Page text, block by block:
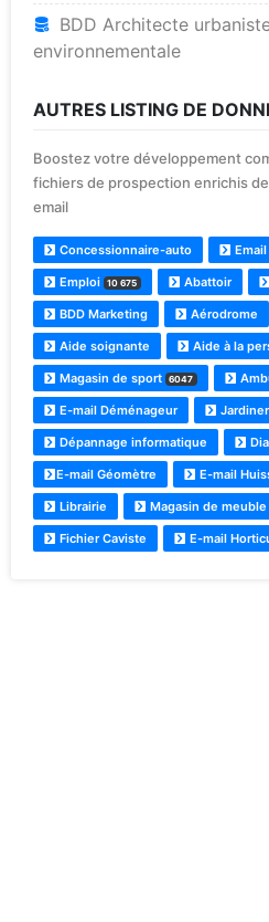
BDD Architecte
environnementale
AUTRES LISTING DE
Boostez votre développement
fichiers de prospection enrichis
email
Concessionnaire-auto
Emploi 10 675 Abattoir
BDD Marketing Aérodrome
Aide soignante Aide à la
Magasin de sport 6047
E-mail Déménageur
Dépannage informatique
E-mail Géomètre E-mail
Librairie Magasin de meuble
Fichier Caviste E-mail